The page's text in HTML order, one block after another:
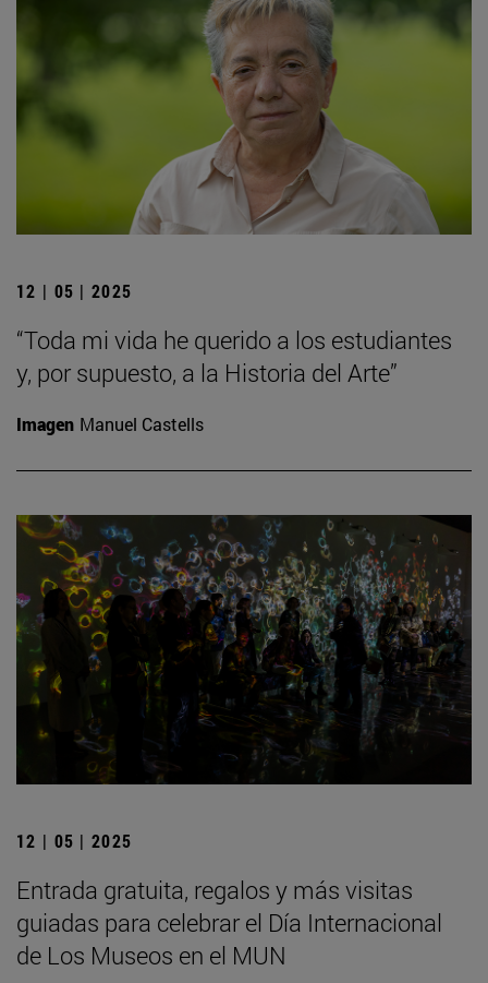
12 | 05 | 2025
“Toda mi vida he querido a los estudiantes
y, por supuesto, a la Historia del Arte”
Imagen Manuel Castells
12 | 05 | 2025
Entrada gratuita, regalos y más visitas
guiadas para celebrar el Día Internacional
de Los Museos en el MUN